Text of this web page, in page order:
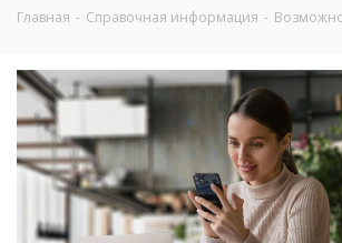
Главная - Справочная информация -